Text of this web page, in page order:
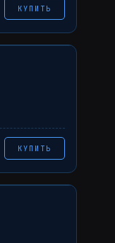
КУПИТЬ
КУПИТЬ